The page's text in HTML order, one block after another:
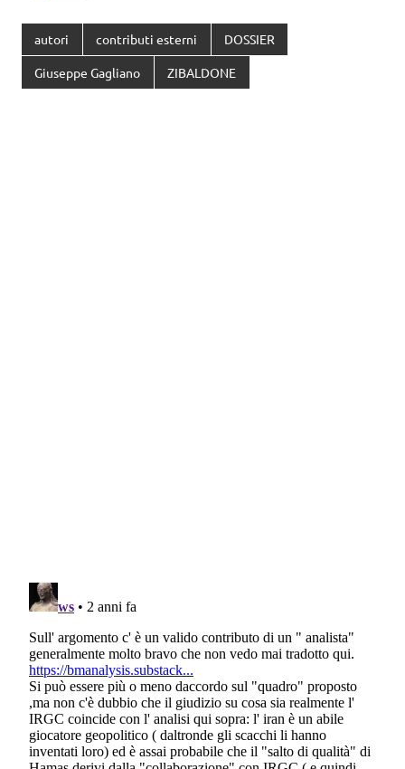
autori contributi esterni DOSSIER
Giuseppe Gagliano ZIBALDONE